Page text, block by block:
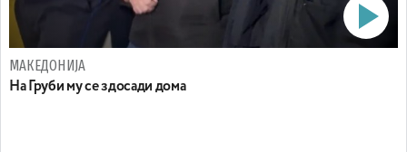
МАКЕДОНИЈА
На Груби му се здосади дома